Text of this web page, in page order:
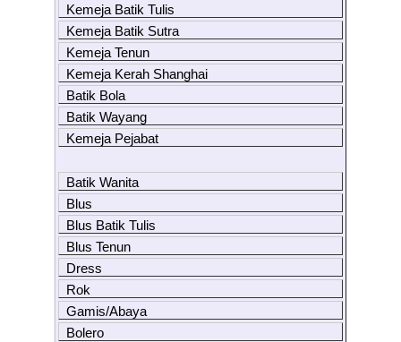
Kemeja Batik Tulis
Kemeja Batik Sutra
Kemeja Tenun
Kemeja Kerah Shanghai
Batik Bola
Batik Wayang
Kemeja Pejabat
Batik Wanita
Blus
Blus Batik Tulis
Blus Tenun
Dress
Rok
Gamis/Abaya
Bolero